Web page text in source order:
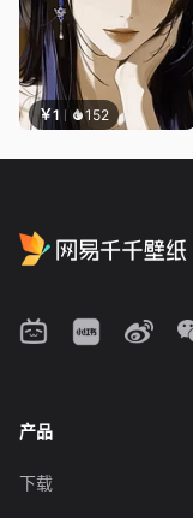
￥1 152
产品
下载